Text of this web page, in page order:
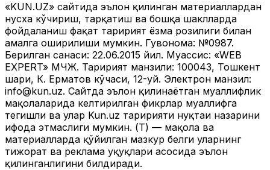
«KUN.UZ» сайтида эълон қилинган материаллардан
нусха кўчириш, тарқатиш ва бошқа шаклларда
фойдаланиш фақат таҳририят ёзма розилиги билан
амалга оширилиши мумкин. Гувоҳнома: №0987.
Берилган санаси: 22.06.2015 йил. Муассис: «WEB
EXPERT» МЧЖ. Таҳририят манзили: 100043, Тошкент
шаҳри, К. Ерматов кўчаси, 12-уй. Электрон манзил:
info@kun.uz. Сайтда эълон қилинаётган муаллифлик
мақолаларида келтирилган фикрлар муаллифга
тегишли ва улар Kun.uz таҳририяти нуқтаи назарини
ифода этмаслиги мумкин. (Т) — мақола ва
материалларда қўйилган мазкур белги уларнинг
тижорат ва реклама ҳуқуқлари асосида эълон
қилинганлигини билдиради.